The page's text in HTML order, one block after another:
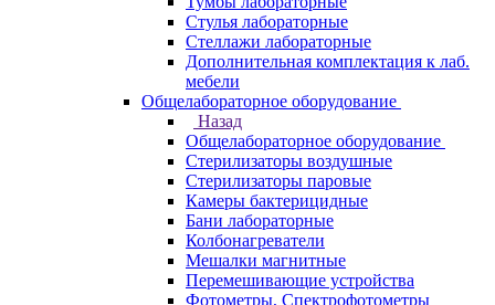
Стулья лабораторные
Стеллажи лабораторные
Дополнительная комплектация к лаб.
мебели
Общелабораторное оборудование
Назад
Общелабораторное оборудование
Стерилизаторы воздушные
Стерилизаторы паровые
Камеры бактерицидные
Бани лабораторные
Колбонагреватели
Мешалки магнитные
Перемешивающие устройства
Фотометры, Спектрофотометры